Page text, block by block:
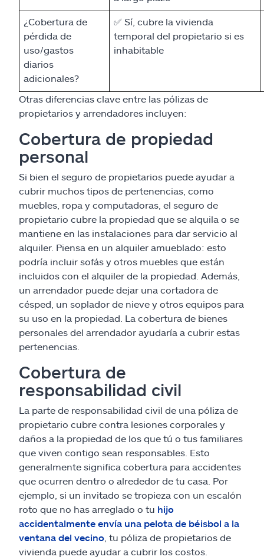
¿Cobertura de
pérdida de
uso/gastos
diarios
adicionales?
✅ Sí, cubre la vivienda
temporal del propietario si es
inhabitable
Otras diferencias clave entre las pólizas de
propietarios y arrendadores incluyen:
Cobertura de propiedad
personal
Si bien el seguro de propietarios puede ayudar a
cubrir muchos tipos de pertenencias, como
muebles, ropa y computadoras, el seguro de
propietario cubre la propiedad que se alquila o se
mantiene en las instalaciones para dar servicio al
alquiler. Piensa en un alquiler amueblado: esto
podría incluir sofás y otros muebles que están
incluidos con el alquiler de la propiedad. Además,
un arrendador puede dejar una cortadora de
césped, un soplador de nieve y otros equipos para
su uso en la propiedad. La cobertura de bienes
personales del arrendador ayudaría a cubrir estas
pertenencias.
Cobertura de
responsabilidad civil
La parte de responsabilidad civil de una póliza de
propietario cubre contra lesiones corporales y
daños a la propiedad de los que tú o tus familiares
que viven contigo sean responsables. Esto
generalmente significa cobertura para accidentes
que ocurren dentro o alrededor de tu casa. Por
ejemplo, si un invitado se tropieza con un escalón
roto que no has arreglado o tu hijo
accidentalmente envía una pelota de béisbol a la
ventana del vecino , tu póliza de propietarios de
vivienda puede ayudar a cubrir los costos.